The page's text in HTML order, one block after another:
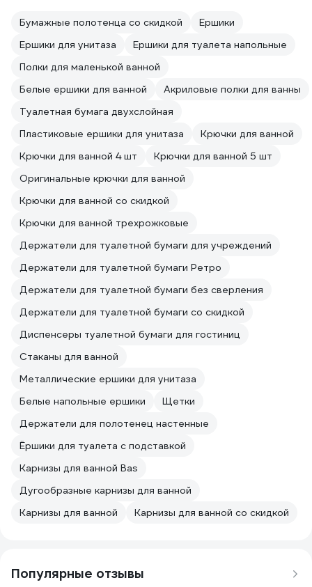
Бумажные полотенца со скидкой
Ершики
Ершики для унитаза
Ершики для туалета напольные
Полки для маленькой ванной
Белые ершики для ванной
Акриловые полки для ванны
Туалетная бумага двухслойная
Пластиковые ершики для унитаза
Крючки для ванной
Крючки для ванной 4 шт
Крючки для ванной 5 шт
Оригинальные крючки для ванной
Крючки для ванной со скидкой
Крючки для ванной трехрожковые
Держатели для туалетной бумаги для учреждений
Держатели для туалетной бумаги Ретро
Держатели для туалетной бумаги без сверления
Держатели для туалетной бумаги со скидкой
Диспенсеры туалетной бумаги для гостиниц
Стаканы для ванной
Металлические ершики для унитаза
Белые напольные ершики
Щетки
Держатели для полотенец настенные
Ёршики для туалета с подставкой
Карнизы для ванной Bas
Дугообразные карнизы для ванной
Карнизы для ванной
Карнизы для ванной со скидкой
Популярные отзывы